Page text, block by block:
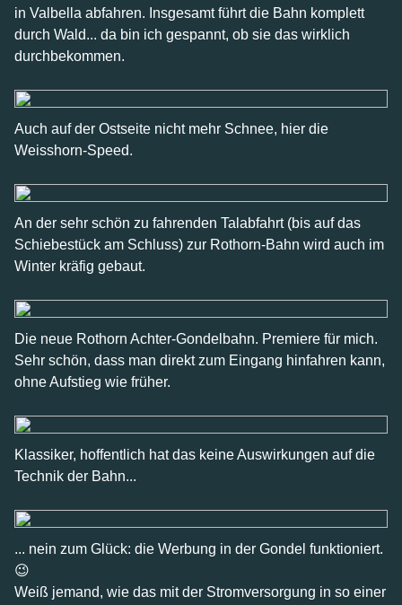
in Valbella abfahren. Insgesamt führt die Bahn komplett
durch Wald... da bin ich gespannt, ob sie das wirklich
durchbekommen.
Auch auf der Ostseite nicht mehr Schnee, hier die
Weisshorn-Speed.
An der sehr schön zu fahrenden Talabfahrt (bis auf das
Schiebestück am Schluss) zur Rothorn-Bahn wird auch im
Winter kräfig gebaut.
Die neue Rothorn Achter-Gondelbahn. Premiere für mich.
Sehr schön, dass man direkt zum Eingang hinfahren kann,
ohne Aufstieg wie früher.
Klassiker, hoffentlich hat das keine Auswirkungen auf die
Technik der Bahn...
... nein zum Glück: die Werbung in der Gondel funktioniert.
😉
Weiß jemand, wie das mit der Stromversorgung in so einer